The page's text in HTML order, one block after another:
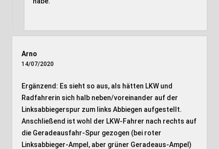
Arno
14/07/2020
Ergänzend: Es sieht so aus, als hätten LKW und
Radfahrerin sich halb neben/voreinander auf der
Linksabbiegerspur zum links Abbiegen aufgestellt.
Anschließend ist wohl der LKW-Fahrer nach rechts auf
die Geradeausfahr-Spur gezogen (bei roter
Linksabbieger-Ampel, aber grüner Geradeaus-Ampel)